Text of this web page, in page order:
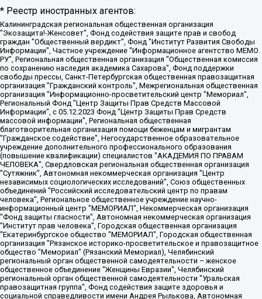
* Реестр иностранных агентов:
Калининградская региональная общественная организация "Экозащита!-Женсовет", Фонд содействия защите прав и свобод граждан "Общественный вердикт", Фонд "Институт Развития Свободы Информации", Частное учреждение "Информационное агентство МЕМО. РУ", Региональная общественная организация "Общественная комиссия по сохранению наследия академика Сахарова", Фонд поддержки свободы прессы, Санкт-Петербургская общественная правозащитная организация "Гражданский контроль", Межрегиональная общественная организация "Информационно-просветительский центр "Мемориал", Региональный Фонд "Центр Защиты Прав Средств Массовой Информации", с 05.12.2023 Фонд "Центр Защиты Прав Средств массовой информации", Региональная общественная благотворительная организация помощи беженцам и мигрантам "Гражданское содействие", Негосударственное образовательное учреждение дополнительного профессионального образования (повышение квалификации) специалистов "АКАДЕМИЯ ПО ПРАВАМ ЧЕЛОВЕКА", Свердловская региональная общественная организация "Сутяжник", Автономная некоммерческая организация "Центр независимых социологических исследований", Союз общественных объединений "Российский исследовательский центр по правам человека", Региональное общественное учреждение научно-информационный центр "МЕМОРИАЛ", Некоммерческая организация "Фонд защиты гласности", Автономная некоммерческая организация "Институт прав человека", Городская общественная организация "Екатеринбургское общество "МЕМОРИАЛ", Городская общественная организация "Рязанское историко-просветительское и правозащитное общество "Мемориал" (Рязанский Мемориал), Челябинский региональный орган общественной самодеятельности – женское общественное объединение "Женщины Евразии", Челябинский региональный орган общественной самодеятельности "Уральская правозащитная группа", Фонд содействия защите здоровья и социальной справедливости имени Андрея Рылькова, Автономная Некоммерческая Организация "Аналитический Центр Юрия Левады", Автономная некоммерческая организация социальной поддержки населения "Проект Апрель", Региональная общественная организация помощи женщинам и детям, находящимся в кризисной ситуации "Информационно-методический центр "Анна", Фонд содействия развитию массовых коммуникаций и правовому просвещению "Так-так-Так", Фонд содействия устойчивому развитию "Серебряная тайга", Свердловский региональный общественный фонд социальных проектов "Новое время", "Idel.Реалии", Кавказ.Реалии, Крым.Реалии, Телеканал Настоящее Время, Татаро-башкирская служба Радио Свобода (Azatliq Radiosi), Радио Свободная Европа/Радио Свобода (PCE/PC), "Сибирь.Реалии", "Фактограф", Благотворительный фонд помощи осужденным и их семьям, Автономная некоммерческая организация "Институт глобализации и социальных движений", Фонд "В защиту прав заключенных", Частное учреждение "Центр поддержки и содействия развитию средств массовой информации", Пензенский региональный общественный благотворительный фонд "Гражданский союз", "Север.Реалии", Некоммерческая организация Фонд "Правовая инициатива", Общество с ограниченной ответственностью "Радио Свободная Европа/Радио Свобода", Чешское информационное агентство "MEDIUM-ORIENT", Красноярская региональная общественная организация "Мы против СПИДа", Камалягин Денис Николаевич, Маркелов Сергей Евгеньевич, Пономарев Лев Александрович, Савицкая Людмила Алексеевна, Автономная некоммерческая организация "Центр по работе с проблемой насилия "НАСИЛИЮ.НЕТ", Межрегиональный профессиональный союз работников здравоохранения "Альянс врачей", Юридическое лицо, зарегистрированное в Латвийской Республике, SIA "Medusa Project" (регистрационный номер 40103797863, дата регистрации 10.06.2014), Некоммерческая организация "Фонд по борьбе с коррупцией", Автономная некоммерческая организация "Институт права и публичной политики", Баданин Роман Сергеевич, Гликин Максим Александрович, Железнова Мария Михайловна, Лукьянова Юлия Сергеевна, Маетная Елизавета Витальевна, Маняхин Петр Борисович, Чуракова Ольга Владимировна, Ярош Юлия Петровна, Юридическое лицо "The Insider SIA", зарегистрированное в Риге, Латвийская Республика (дата регистрации 26.06.2015), являющееся администратором доменного имени интернет-издания "The Insider SIA", https://theins.ru, Постернак Алексей Евгеньевич, Рубин Михаил Аркадьевич, Анин Роман Александрович, Юридическое лицо Istories fonds, зарегистрированное в Латвийской Республике (регистрационный номер 50008295751, дата регистрации 24.02.2020), Великовский Дмитрий Александрович, Долинина Ирина Николаевна, Мароховская Алеся Алексеевна, Шлейнов Роман Юрьевич, Шмагун Олеся Валентиновна, Общество с ограниченной ответственностью "Альтаир 2021", Общество с ограниченной ответственностью "Вега 2021", Общество с ограниченной ответственностью "Главный редактор 2021", Общество с ограниченной ответственностью "Ромашки монолит", Важенков Артем Валерьевич, Ивановская областная общественная организация "Центр гендерных исследований", Гурман Юрий Альбертович, Медиапроект "ОВД-Инфо", Егоров Владимир Владимирович, Жилинский Владимир Александрович, Общество с ограниченной ответственностью "ЗП", Иванова София Юрьевна, Карезина Инна Павловна, Кильтау Екатерина Викторовна, Петров Алексей Викторович, Пискунов Сергей Евгеньевич, Смирнов Сергей Сергеевич, Тихонов Михаил Сергеевич, Общество с ограниченной ответственностью "ЖУРНАЛИСТ-ИНОСТРАННЫЙ АГЕНТ", Арапова Галина Юрьевна, Вольтская Татьяна Анатольевна, Американская компания "Mason G.E.S. Anonymous Foundation" (США), являющаяся владельцем интернет-издания https://mnews.world/, Компания "Stichting Bellingcat", зарегистрированная в Нидерландах (дата регистрации 11.07.2018), Захаров Андрей Вячеславович, Клепиковская Екатерина Дмитриевна, Общество с ограниченной ответственностью "МЕМО", Перл Роман Александрович, Симонов Евгений Алексеевич, Соловьева Елена Анатольевна, Сотников Даниил Владимирович, Сурначева Елизавета Дмитриевна, Автономная некоммерческая организация по защите прав человека и информированию населения "Якутия – Наше Мнение", Общество с ограниченной ответственностью "Москоу диджитал медиа", с 26.01.2023 Общество с ограниченной ответственностью "Чайка Белые сады", Ветошкина Валерия Валерьевна, Заговора Максим Александрович, Межрегиональное общественное движение "Российская ЛГБТ - сеть", Оленичев Максим Владимирович, Павлов Иван Юрьевич, Скворцова Елена Сергеевна, Общество с ограниченной ответственностью "Как бы инагент", Кочетков Игорь Викторович, Общество с ограниченной ответственностью "Честные выборы", Еланчик Олег Александрович, Общество с ограниченной ответственностью "Нобелевский призыв", Гималова Регина Эмилевна, Григорьев Андрей Валерьевич, Григорьева Алина Александровна, Ассоциация по содействию защите прав призывников, альтернативнослужащих и военнослужащих "Правозащитная группа "Гражданин.Армия.Право", Хисамова Регина Фаритовна, Автономная некоммерческая организация по реализации социально-правовых программ "Лилит", Дальневосточное общественное движение "Маяк", Санкт-Петербургская ЛГБТ-инициативная группа "Выход", Инициативная группа ЛГБТ+ "Реверс", Алексеев Андрей Викторович, Бекбулатова Таисия Львовна, Беляев Иван Михайлович, Владыкина Елена Сергеевна, Гельман Марат Александрович, Никульшина Вероника Юрьевна, Толоконникова Надежда Андреевна, Шендерович Виктор Анатольевич, Общество с ограниченной ответственностью "Данное сообщение", Общество с ограниченной ответственностью Издательский дом "Новая глава", Айнбиндер Александра Александровна, Московский комьюнити-центр для ЛГБТ+инициатив, Благотворительный фонд развития филантропии, Deutsche Welle (Германия, Kurt-Schumacher-Strasse 3, 53113 Bonn), Борзунова Мария Михайловна, Воробьев Виктор Викторович, Голубева Анна Львовна, Константинова Алла Михайловна, Малкова Ирина Владимировна, Мурадов Мурад Абдулгалимович, Осетинская Елизавета Николаевна, Понасенков Евгений Николаевич, Ганапольский Матвей Юрьевич, Киселев Евгений Алексеевич, Борухович Ирина Григорьевна, Дремин Иван Тимофеевич, Дубровский Дмитрий Викторович, Красноярская региональная общественная организация поддержки и развития альтернативных образовательных технологий и межкультурных коммуникаций "ИНТЕРРА", Маяковская Екатерина Алексеевна, Фейгин Марк Захарович, Филимонов Андрей Викторович, Дзугкоева Регина Николаевна, Доброхотов Роман Александрович, Дудь Юрий Александрович, Елкин Сергей Владимирович, Кругликов Кирилл Игоревич, Сабунаева Мария Леонидовна, Семенов Алексей Владимирович, Шаинян Карен Багратович, Шульман Екатерина Михайловна, Асафьев Артур Валерьевич, Вахштайн Виктор Семенович, Венедиктов Алексей Алексеевич, Лушникова Екатерина Евгеньевна, Волков Леонид Михайлович, Невзоров Александр Глебович, Пархоменко Сергей Борисович, Сироткин Ярослав Николаевич, Кара-Мурза Владимир Владимирович, Баранова Наталья Владимировна, Гозман Леонид Яковлевич, Кагарлицкий Борис Юльевич, Климарев Михаил Валерьевич, Милов Владимир Станиславович, Автономная некоммерческая организация Краснодарский центр современного искусства "Типография", Моргенштерн Алишер Тагирович, Соболь Любовь Эдуардовна, Общество с ограниченной ответственностью "ЛИЗА НОРМ", Каспаров Гарри Кимович, Ходорковский Михаил Борисович, Общество с ограниченной ответственностью "Апрельские тезисы", Данилович Ирина Брониславовна, Кашин Олег Владимирович, Петров Николай Владимирович, Пивоваров Алексей Владимирович, Соколов Михаил Владимирович, Цветкова Юлия Владимировна, Чичваркин Евгений Александрович, Комитет против пыток/Команда против пыток, Общество с ограниченной ответственностью "Первый научный", Общество с ограниченной ответственностью "Вертолет и ко", Белоцерковская Вероника Борисовна, Кац Максим Евгеньевич, Лазарева Татьяна Юрьевна, Шаведдинов Руслан Табризович, Яшин Илья Валерьевич, Общество с ограниченной ответственностью "Иноагент ААВ", Алешковский Дмитрий Петрович, Альбац Евгения Марковна, Быков Дмитрий Львович, Галямина Юлия Евгеньевна, Лойко Сергей Леонидович, Мартынов Кирилл Константинович, Медведев Сергей Александрович, Крашенинников Федор Геннадиевич, Гордеева Катерина Вл